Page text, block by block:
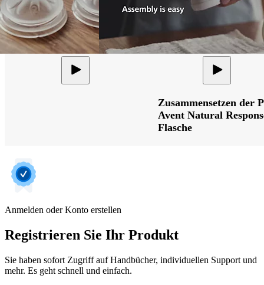
Zusammensetzen der
Avent Natural
Flasche
Anmelden oder Konto erstellen
Registrieren Sie Ihr Produkt
Sie haben sofort Zugriff auf Handbücher, individuellen Support und
mehr. Es geht schnell und einfach.